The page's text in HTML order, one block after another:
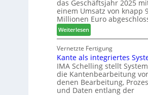
e
s
s
r
e
f
f
e
i
n
n
:
N
e
u
e
r
G
e
s
das Geschäftsjahr 2025
einem Umsatz von knapp
Millionen Euro
Weiterlesen:
S
C
M
z
i
e
h
Vernetzte Fertigung
Kante als integriertes
IMA Schelling stellt
die Kantenbearbeitung
denen Bearbeitung,
und Daten entlang der